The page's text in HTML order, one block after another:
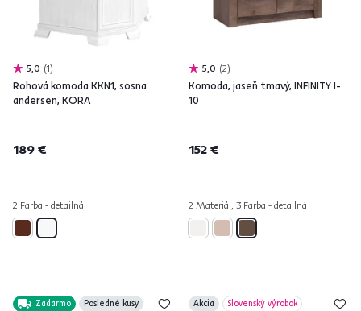
5,0 1
Rohová komoda KKN1, sosna
andersen, KORA
189 €
2 Farba - detailná
5,0 2
Komoda, jaseň tmavý, INFINITY I-
10
152 €
2 Materiál, 3 Farba - detailná
Zadarmo Posledné kusy Akcia Slovenský výrobok